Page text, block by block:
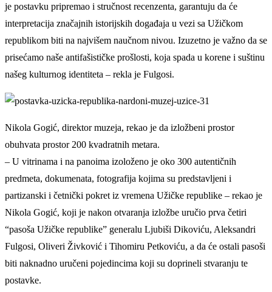
je postavku pripremao i stručnost recenzenta, garantuju da će
interpretacija značajnih istorijskih događaja u vezi sa Užičkom
republikom biti na najvišem naučnom nivou. Izuzetno je važno da se
prisećamo naše antifašističke prošlosti, koja spada u korene i suštinu
našeg kulturnog identiteta – rekla je Fulgosi.
Nikola Gogić, direktor muzeja, rekao je da izložbeni prostor
obuhvata prostor 200 kvadratnih metara.
– U vitrinama i na panoima izoloženo je oko 300 autentičnih
predmeta, dokumenata, fotografija kojima su predstavljeni i
partizanski i četnički pokret iz vremena Užičke republike – rekao je
Nikola Gogić, koji je nakon otvaranja izložbe uručio prva četiri
“pasoša Užičke republike” generalu Ljubiši Dikoviću, Aleksandri
Fulgosi, Oliveri Živković i Tihomiru Petkoviću, a da će ostali pasoši
biti naknadno uručeni pojedincima koji su doprineli stvaranju te
postavke.